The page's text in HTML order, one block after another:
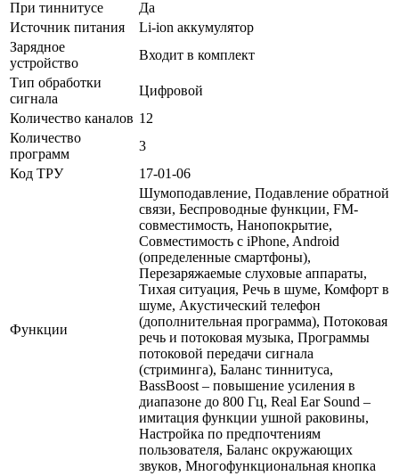
При тиннитусе
Да
Источник питания
Li-ion аккумулятор
Зарядное
устройство
Входит в комплект
Тип обработки
сигнала
Цифровой
Количество каналов 12
Количество
программ
3
Код ТРУ
17-01-06
Функции
Шумоподавление, Подавление обратной
связи, Беспроводные функции, FM-
совместимость, Нанопокрытие,
Совместимость с iPhone, Android
(определенные смартфоны),
Перезаряжаемые слуховые аппараты,
Тихая ситуация, Речь в шуме, Комфорт в
шуме, Акустический телефон
(дополнительная программа), Потоковая
речь и потоковая музыка, Программы
потоковой передачи сигнала
(стриминга), Баланс тиннитуса,
BassBoost – повышение усиления в
диапазоне до 800 Гц, Real Ear Sound –
имитация функции ушной раковины,
Настройка по предпочтениям
пользователя, Баланс окружающих
звуков, Многофункциональная кнопка